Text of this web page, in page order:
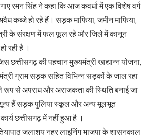
रमन सिंह ने कहा कि आज कवर्धा में एक विशेष वर्ग
कब्जे हो रहे हैं। सड़क माफिया, जमीन माफिया,
के संरक्षण में फल फूल रहे और जिले में कानून
रही है ।
छत्तीसगढ़ की पहचान मुख्यमंत्री खाद्यान्न योजना,
ग्राम सड़क सहित विभिन्न सड़कों के जाल रहा
से अपराध और अराजकता की स्थिति बनाई जा
शून्य हैं सड़क पुलिया स्कूल और अन्य मूलभूत
छत्तीसगढ़ में नहीं हुआ है ।
जलाशय नहर लाइनिंग भाजपा के शासनकाल